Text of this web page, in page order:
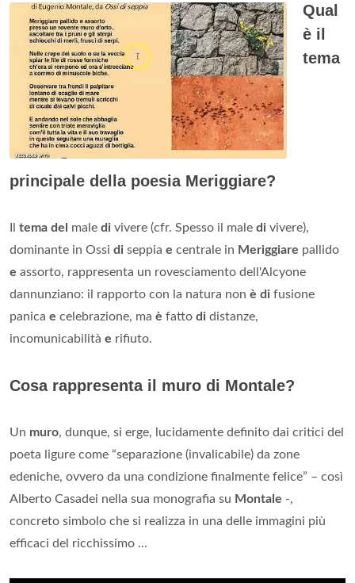
Qual
è il
tema
principale della poesia Meriggiare?
tema del male di vivere (cfr. Spesso il male di vivere),
dominante in Ossi di seppia e centrale in Meriggiare pallido
e assorto, rappresenta un rovesciamento dell'Alcyone
dannunziano: il rapporto con la natura non è di fusione
panica e celebrazione, ma è fatto di distanze,
incomunicabilità e rifiuto.
Cosa rappresenta il muro di Montale?
Un muro, dunque, si erge, lucidamente definito dai critici del
poeta ligure come “separazione (invalicabile) da zone
edeniche, ovvero da una condizione finalmente felice” – così
Alberto Casadei nella sua monografia su Montale -,
concreto simbolo che si realizza in una delle immagini più
efficaci del ricchissimo ...